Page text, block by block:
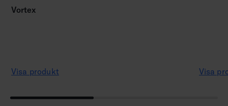
Vortex
Visa produkt Visa